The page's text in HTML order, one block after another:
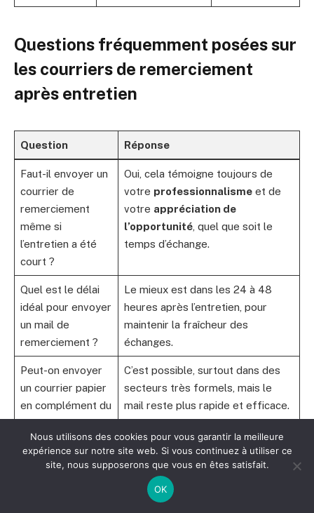
Questions fréquemment posées sur
les courriers de remerciement
après entretien
Question Réponse
Faut-il envoyer un
courrier de
remerciement
même si
l’entretien a été
court ?
Oui, cela témoigne toujours de
votre professionnalismeet de
votre appréciation de
l’opportunité, quel que soit le
temps d’échange.
Quel est le délai
idéal pour envoyer
un mail de
remerciement ?
Le mieux est dans les 24 à 48
heures après l’entretien, pour
maintenir la fraîcheur des
échanges.
Peut-on envoyer
un courrier papier
en complément du
mail ?
C’est possible, surtout dans des
secteurs très formels, mais le
mail reste plus rapide et efficace.
Que faire si je n’ai
pas la réponse
Envoyer une relance polie au bout
d’une semaine est recommandé,
en veillant à rester courtois et
motivé.
Nous utilisons des cookies pour vous garantir la meilleure
expérience sur notre site web. Si vous continuez à utiliser ce
site, nous supposerons que vous en êtes satisfait.
OK